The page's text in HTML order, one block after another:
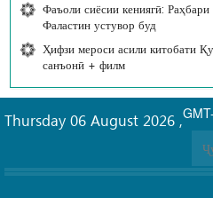
Фаъоли сиёсии кениягӣ:
Фаластин устувор буд
Ҳифзи мероси асили китобати
санъонӣ + филм
Thursday 06 August 2026 ,